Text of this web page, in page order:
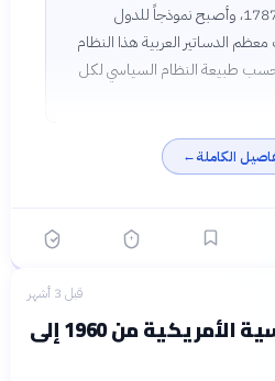
هذا المبدأ في دستورها سنة 1787، وأصبح نموذجاً للدول
الدساتير العربية هذا النظام
طبيعة النظام السياسي لكل
الكاملة←
قبل 3 أشهر
تاريخ الانتخابات الرئاسية الأمريكية من 1960 إلى